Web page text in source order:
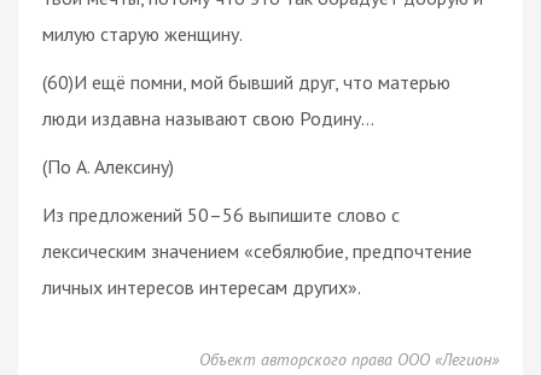
милую старую женщину.
(60)И ещё помни, мой бывший друг, что матерью
люди издавна называют свою Родину…
(По А. Алексину)
Из предложений 50–56 выпишите слово с
лексическим значением «себялюбие, предпочтение
личных интересов интересам других».
Объект авторского права ООО «Легион»